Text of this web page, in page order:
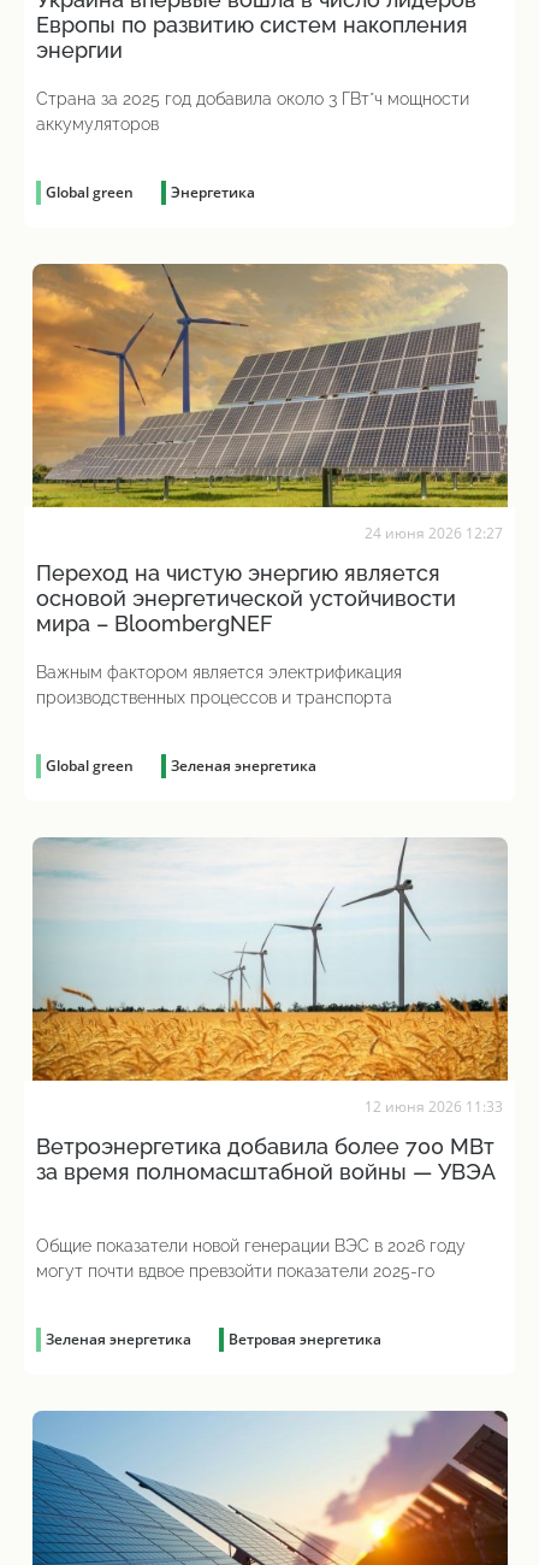
Европы по развитию систем накопления
энергии
Страна за 2025 год добавила около 3 ГВт*ч мощности
аккумуляторов
Global green Энергетика
24 июня 2026 12:27
Переход на чистую энергию является
основой энергетической устойчивости
мира – BloombergNEF
Важным фактором является электрификация
производственных процессов и транспорта
Global green Зеленая энергетика
12 июня 2026 11:33
Ветроэнергетика добавила более 700 МВт
за время полномасштабной войны — УВЭА
Общие показатели новой генерации ВЭС в 2026 году
могут почти вдвое превзойти показатели 2025-го
Зеленая энергетика Ветровая энергетика